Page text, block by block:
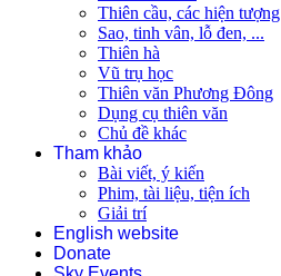
Thiên cầu, các hiện tượng
Sao, tinh vân, lỗ đen, ...
Thiên hà
Vũ trụ học
Thiên văn Phương Đông
Dụng cụ thiên văn
Chủ đề khác
Tham khảo
Bài viết, ý kiến
Phim, tài liệu, tiện ích
Giải trí
English website
Donate